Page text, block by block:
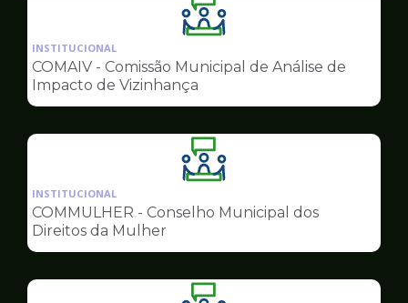
Ilustração
da
pagina
Conselhos
INSTITUCIONAL
COMAIV - Comissão Municipal de Análise de
Impacto de Vizinhança
Ilustração
da
pagina
Conselhos
INSTITUCIONAL
COMMULHER - Conselho Municipal dos
Direitos da Mulher